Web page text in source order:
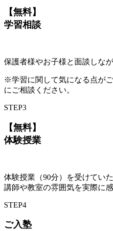
【無料】
学習相談
保護者様やお子様と面談しな
※学習に関して気になる点が
にご相談ください。
STEP3
【無料】
体験授業
体験授業（90分）を受けてい
講師や教室の雰囲気を実際に
STEP4
ご入塾